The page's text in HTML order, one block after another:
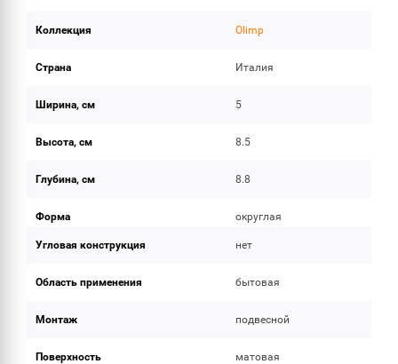
Коллекция Olimp
Страна Италия
Ширина, см 5
Высота, см 8.5
Глубина, см 8.8
Форма округлая
Угловая конструкция нет
Область применения бытовая
Монтаж подвесной
Поверхность матовая